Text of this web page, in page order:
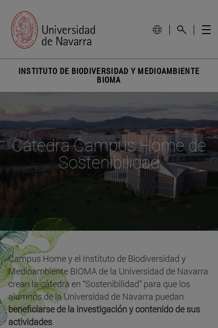
INSTITUTO DE BIODIVERSIDAD Y MEDIOAMBIENTE
BIOMA
Cátedra Campus Home de
Sostenibilidad
Campus Home y el Instituto de Biodiversidad y
Medioambiente BIOMA de la Universidad de Navarra
crean la cátedra en “Sostenibilidad” para que los
alumnos de la Universidad de Navarra puedan
beneficiarse de la investigación y contenido de sus
actividades.